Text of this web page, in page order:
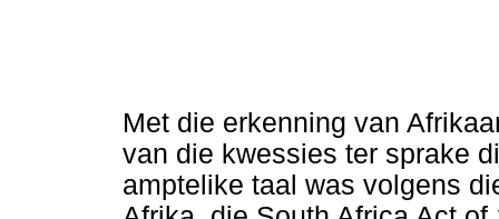
Met die erkenning van
van die kwessies ter sprake
amptelike taal was volgens